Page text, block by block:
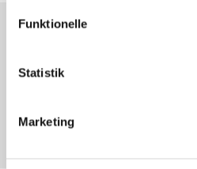
Funktionelle
Statistik
Marketing
Artikler med samme